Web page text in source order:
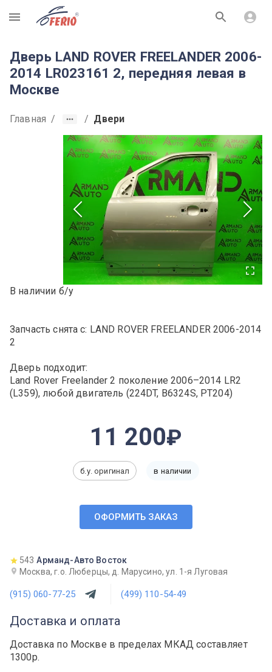
R
Дверь LAND ROVER FREELANDER 2006-
2014 LR023161 2, передняя левая в
Москве
Главная / / Двери
В наличии б/у
Запчасть снята с: LAND ROVER FREELANDER 2006-2014
2
Дверь подходит:
Land Rover Freelander 2 поколение 2006–2014 LR2
(L359), любой двигатель (224DT, B6324S, PT204)
11 200
б.у. оригинал в наличии
ОФОРМИТЬ ЗАКАЗ
543 Арманд-Авто Восток
Москва, г.о. Люберцы, д. Марусино, ул. 1-я Луговая
(915) 060-77-25 (499) 110-54-49
Доставка и оплата
Доставка по Москве в пределах МКАД составляет
1300р.